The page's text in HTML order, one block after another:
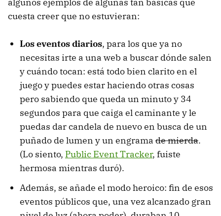
algunos ejemplos de algunas tan básicas que
cuesta creer que no estuvieran:
Los eventos diarios, para los que ya no
necesitas irte a una web a buscar dónde salen
y cuándo tocan: está todo bien clarito en el
juego y puedes estar haciendo otras cosas
pero sabiendo que queda un minuto y 34
segundos para que caiga el caminante y le
puedas dar candela de nuevo en busca de un
puñado de lumen y un engrama de mierda.
(Lo siento, Public Event Tracker, fuiste
hermosa mientras duró).
Además, se añade el modo heroico: fin de esos
eventos públicos que, una vez alcanzado gran